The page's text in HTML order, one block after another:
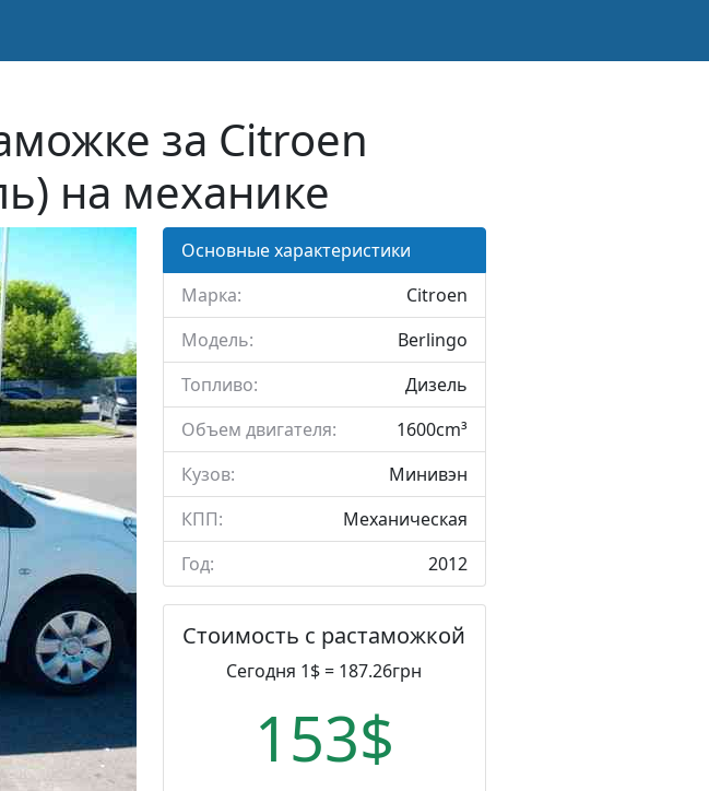
за Citroen
на механике
Основные характеристики
Марка:
Citroen
Модель:
Berlingo
Топливо:
Дизель
Объем двигателя:
1600cm³
Кузов:
Минивэн
КПП:
Механическая
Год:
2012
Стоимость с растаможкой
Сегодня 1$ = 187.26грн
153$